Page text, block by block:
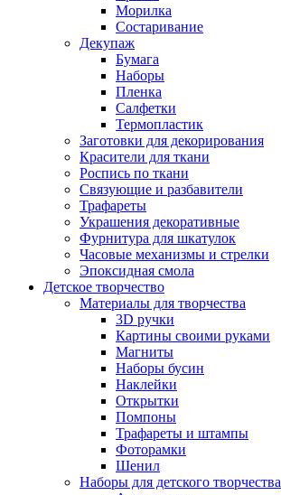
Морилка
Состаривание
Декупаж
Бумага
Наборы
Пленка
Салфетки
Термопластик
Заготовки для декорирования
Красители для ткани
Роспись по ткани
Связующие и разбавители
Трафареты
Украшения декоративные
Фурнитура для шкатулок
Часовые механизмы и стрелки
Эпоксидная смола
Детское творчество
Материалы для творчества
3D ручки
Картины своими руками
Магниты
Наборы бусин
Наклейки
Открытки
Помпоны
Трафареты и штампы
Фоторамки
Шенил
Наборы для детского творчества